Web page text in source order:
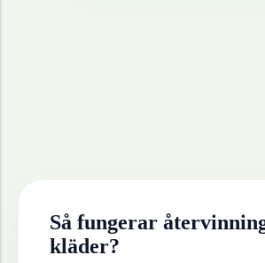
Så fungerar
kläder?